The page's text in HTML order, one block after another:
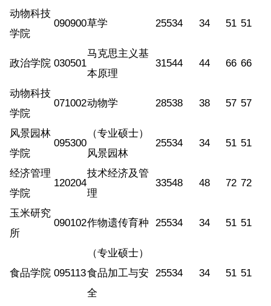
动物科技
学院
090900草学 25534 34 51 51
政治学院 030501
马克思主义基
本原理
31544 44 66 66
动物科技
学院
071002动物学 28538 38 57 57
风景园林
学院
095300
（专业硕士）
风景园林
25534 34 51 51
经济管理
学院
120204
技术经济及管
理
33548 48 72 72
玉米研究
所
090102作物遗传育种 25534 34 51 51
食品学院 095113
（专业硕士）
食品加工与安
全
25534 34 51 51